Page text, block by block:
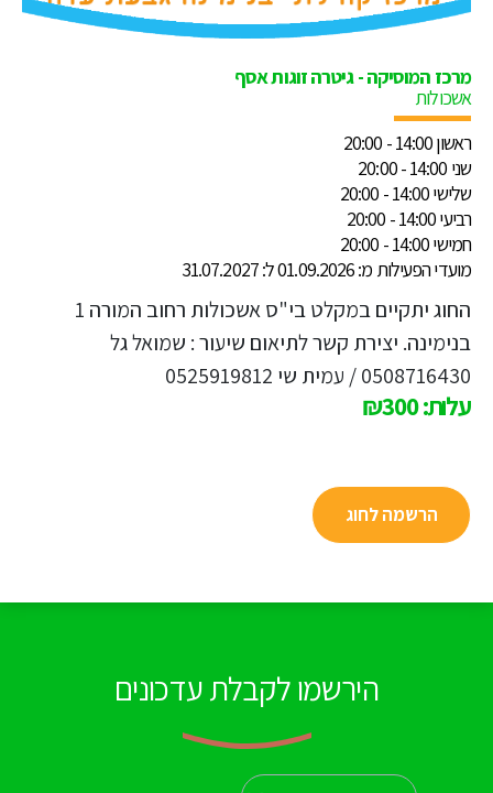
מרכז המוסיקה - גיטרה זוגות אסף
אשכולות
ראשון 14:00 - 20:00
שני 14:00 - 20:00
שלישי 14:00 - 20:00
רביעי 14:00 - 20:00
חמישי 14:00 - 20:00
מועדי הפעילות מ: 01.09.2026 ל: 31.07.2027
החוג יתקיים במקלט בי"ס אשכולות רחוב המורה 1
בנימינה. יצירת קשר לתיאום שיעור : שמואל גל
0508716430 / עמית שי 0525919812
עלות: ₪300
הרשמה לחוג
הירשמו לקבלת עדכונים